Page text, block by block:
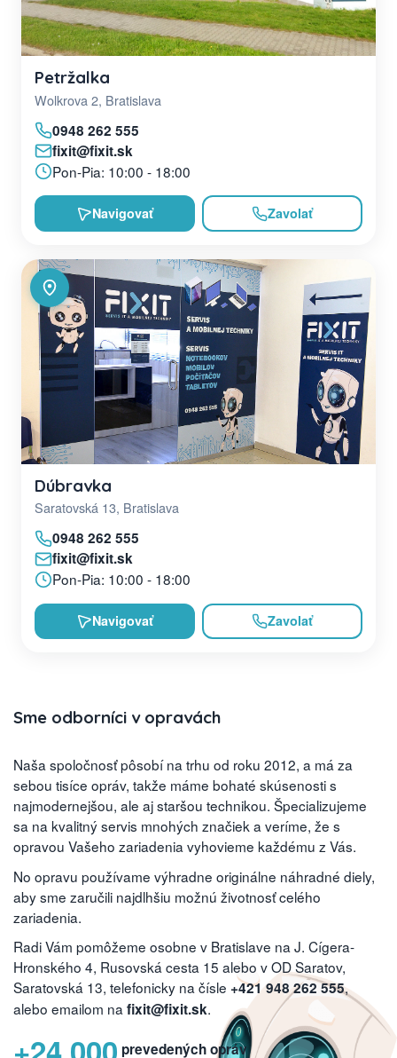
Petržalka
Wolkrova 2, Bratislava
0948 262 555
fixit@fixit.sk
Pon-Pia: 10:00 - 18:00
Navigovať Zavolať
Dúbravka
Saratovská 13, Bratislava
0948 262 555
fixit@fixit.sk
Pon-Pia: 10:00 - 18:00
Navigovať Zavolať
Sme odborníci v opravách
Naša spoločnosť pôsobí na trhu od roku 2012, a má za
sebou tisíce opráv, takže máme bohaté skúsenosti s
najmodernejšou, ale aj staršou technikou. Špecializujeme
sa na kvalitný servis mnohých značiek a veríme, že s
opravou Vašeho zariadenia vyhovieme každému z Vás.
No opravu používame výhradne originálne náhradné diely,
aby sme zaručili najdlhšiu možnú životnosť celého
zariadenia.
Radi Vám pomôžeme osobne v Bratislave na J. Cígera-
Hronského 4, Rusovská cesta 15 alebo v OD Saratov,
Saratovská 13, telefonicky na čísle +421 948 262 555,
alebo emailom na fixit@fixit.sk.
prevedených opráv